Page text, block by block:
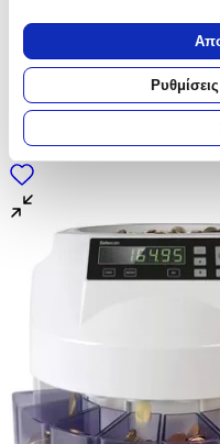
Να συλλέξουμε
σας τοποθεσία, οι
απόσταση μερικών
Να αναγνωρίσουμε
για συγκεκριμένα
Μάθετε περισσότερα
προσωπικών σας δεδομένων
στην
Δήλωση Cookies.
Χρησιμοποιούμε cookies
αναλύουμε την κυκλοφορία
διεύθυνση IP σας,
για να αποθηκεύουμε και
στη συσκευή σας, με σκοπό